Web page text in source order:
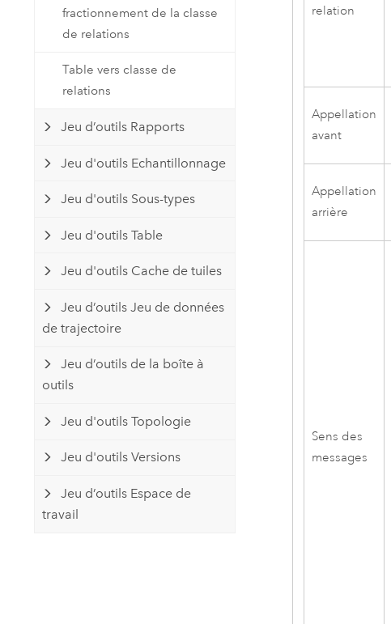
fractionnement de la classe
de relations
Table vers classe de
relations
Jeu d’outils Rapports
Jeu d'outils Echantillonnage
Jeu d'outils Sous-types
Jeu d'outils Table
Jeu d'outils Cache de tuiles
Jeu d’outils Jeu de données
de trajectoire
Jeu d’outils de la boîte à
outils
Jeu d'outils Topologie
Jeu d'outils Versions
Jeu d’outils Espace de
travail
relation
Appellation
avant
Appellation
arrière
Sens des
messages